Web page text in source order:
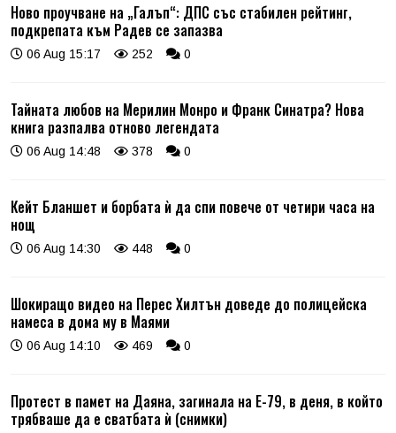
Ново проучване на „Галъп“: ДПС със стабилен рейтинг,
подкрепата към Радев се запазва
06 Aug 15:17 252 0
Тайната любов на Мерилин Монро и Франк Синатра? Нова
книга разпалва отново легендата
06 Aug 14:48 378 0
Кейт Бланшет и борбата ѝ да спи повече от четири часа на
нощ
06 Aug 14:30 448 0
Шокиращо видео на Перес Хилтън доведе до полицейска
намеса в дома му в Маями
06 Aug 14:10 469 0
Протест в памет на Даяна, загинала на Е-79, в деня, в който
трябваше да е сватбата ѝ (снимки)